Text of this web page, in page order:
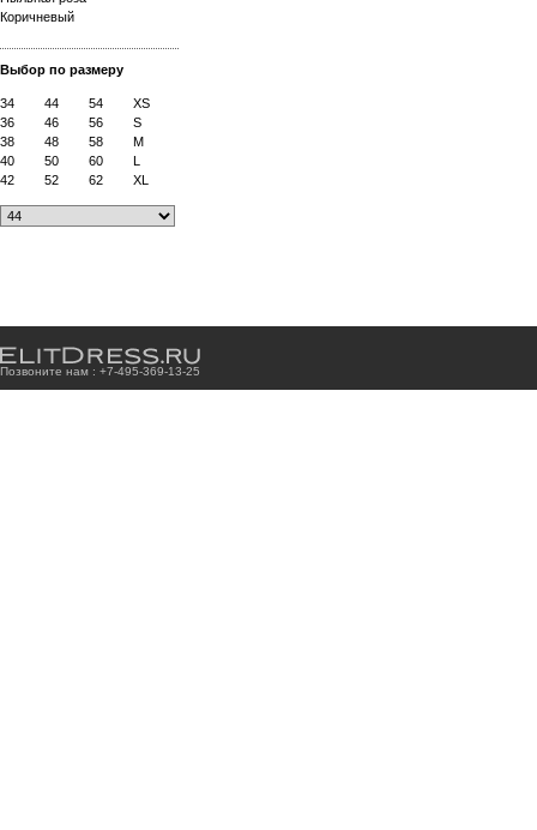
Коричневый
Выбор по размеру
34 44 54
XS
36
46 56
S
38
48 58
M
40
50 60
L
42
52 62 XL
Позвоните нам : +7-495-369-13-25